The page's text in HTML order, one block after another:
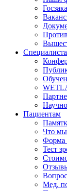
Пациентам
Что
Форма
Тест
Мед.